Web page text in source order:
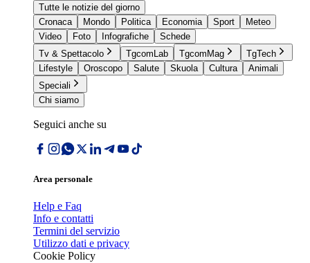
Tutte le notizie del giorno
Cronaca
Mondo Politica Economia Sport
Meteo
Video
Foto Infografiche
Schede
Tv & Spettacolo
TgcomLab TgcomMag
TgTech
Lifestyle
Oroscopo Salute Skuola Cultura
Animali
Speciali
Chi siamo
Seguici anche su
Area personale
Help e Faq
Info e contatti
Termini del servizio
Utilizzo dati e privacy
Cookie Policy